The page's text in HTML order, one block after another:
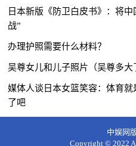
日本新版《防卫白皮书》：将
战”
办理护照需要什么材料？
吴尊女儿和儿子照片（吴尊多大
媒体人谈日本女篮笑容：体育
了吧
中娱网
Copyright © 2022